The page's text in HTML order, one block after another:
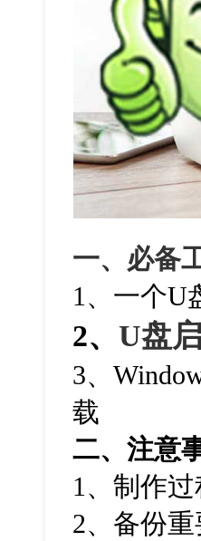
一、必备
1、一个U
2、U盘
3、
载
二、注意
1、制作
2、备份